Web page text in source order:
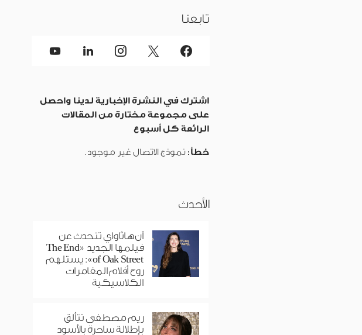
تابعنا
اشترك في النشرة الإخبارية لدينا واحصل
على مجموعة مختارة من المقالات
الرائعة كل أسبوع
خطأ: نموذج الاتصال غير موجود.
الأحدث
آن هاثاواي تتحدث عن
فيلمها الجديد «The End
of Oak Street»: يستلهم
روح أفلام المغامرات
الكلاسيكية
ريم مصطفى تتألق
بإطلالة ساحرة بالأسود